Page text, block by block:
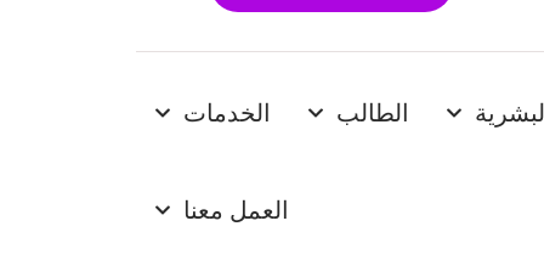
الطالب الخدمات
العمل معنا